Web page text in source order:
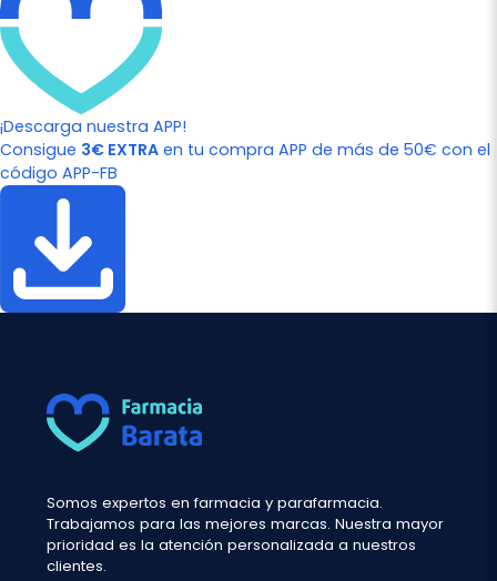
¡Descarga nuestra APP!
Consigue 3€ EXTRA en tu compra APP de más de 50€ con el
código APP-FB
Somos expertos en farmacia y parafarmacia.
Trabajamos para las mejores marcas. Nuestra mayor
prioridad es la atención personalizada a nuestros
clientes.